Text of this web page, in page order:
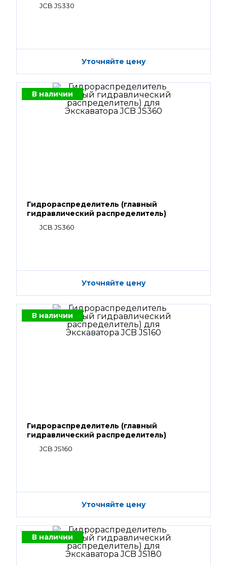
JCB JS330
Уточняйте цену
В наличии
Гидрораспределитель (главный
гидравлический распределитель)
JCB JS360
Уточняйте цену
В наличии
Гидрораспределитель (главный
гидравлический распределитель)
JCB JS160
Уточняйте цену
В наличии